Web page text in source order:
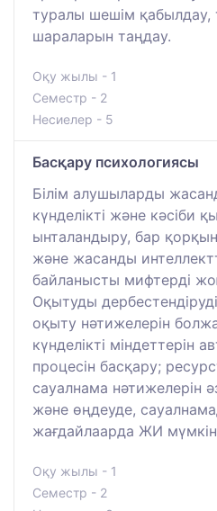
туралы шешім қабылдау,
шараларын таңдау.
Оқу жылы - 1
Семестр - 2
Несиелер - 5
Басқару психологиясы
Білім алушыларды
күнделікті және кәсіби
ынталандыру, бар
және жасанды
байланысты мифтерді
Оқытуды
оқыту нәтижелерін
күнделікті міндеттерін
процесін басқару;
сауалнама нәтижелерін
және өңдеуде,
жағдайлаарда ЖИ
Оқу жылы - 1
Семестр - 2